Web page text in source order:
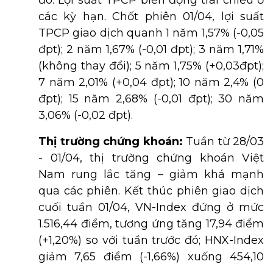
các kỳ hạn. Chốt phiên 01/04, lợi suất
TPCP giao dịch quanh 1 năm 1,57% (-0,05
đpt); 2 năm 1,67% (-0,01 đpt); 3 năm 1,71%
(không thay đổi); 5 năm 1,75% (+0,03đpt);
7 năm 2,01% (+0,04 đpt); 10 năm 2,4% (0
đpt); 15 năm 2,68% (-0,01 đpt); 30 năm
3,06% (-0,02 đpt).
Thị trường chứng khoán: Tuần từ 28/03
- 01/04, thị trường chứng khoán Việt
Nam rung lắc tăng – giảm khá mạnh
qua các phiên. Kết thúc phiên giao dịch
cuối tuần 01/04, VN-Index đứng ở mức
1.516,44 điểm, tương ứng tăng 17,94 điểm
(+1,20%) so với tuần trước đó; HNX-Index
giảm 7,65 điểm (-1,66%) xuống 454,10